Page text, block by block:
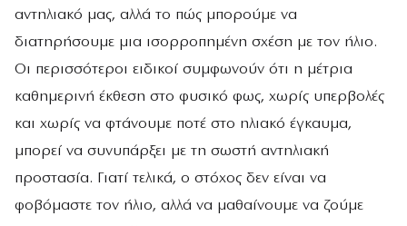
αντηλιακό μας, αλλά το πώς μπορούμε να
διατηρήσουμε μια ισορροπημένη σχέση με τον ήλιο.
Οι περισσότεροι ειδικοί συμφωνούν ότι η μέτρια
καθημερινή έκθεση στο φυσικό φως, χωρίς υπερβολές
και χωρίς να φτάνουμε ποτέ στο ηλιακό έγκαυμα,
μπορεί να συνυπάρξει με τη σωστή αντηλιακή
προστασία. Γιατί τελικά, ο στόχος δεν είναι να
φοβόμαστε τον ήλιο, αλλά να μαθαίνουμε να ζούμε